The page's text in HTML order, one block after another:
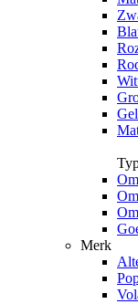
Merk